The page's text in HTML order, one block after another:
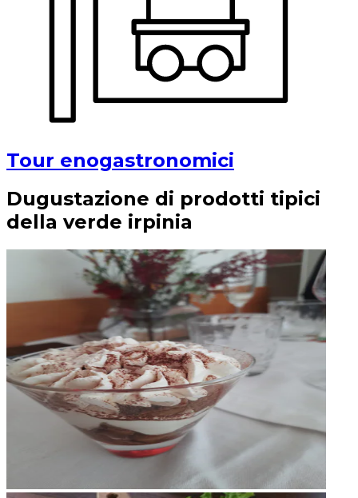
Tour enogastronomici
Dugustazione di prodotti tipici
della verde irpinia